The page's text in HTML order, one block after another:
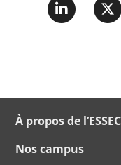
À propos de l’ESSEC
Nos campus